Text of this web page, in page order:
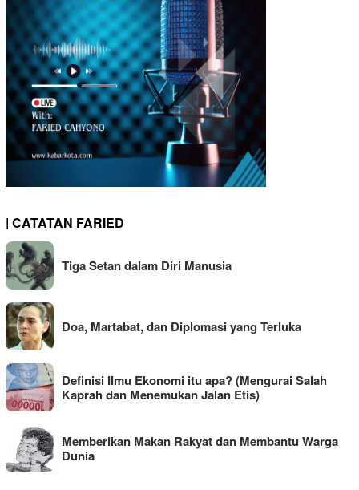
| CATATAN FARIED
Tiga Setan dalam Diri Manusia
Doa, Martabat, dan Diplomasi yang Terluka
Definisi Ilmu Ekonomi itu apa? (Mengurai Salah
Kaprah dan Menemukan Jalan Etis)
Memberikan Makan Rakyat dan Membantu Warga
Dunia